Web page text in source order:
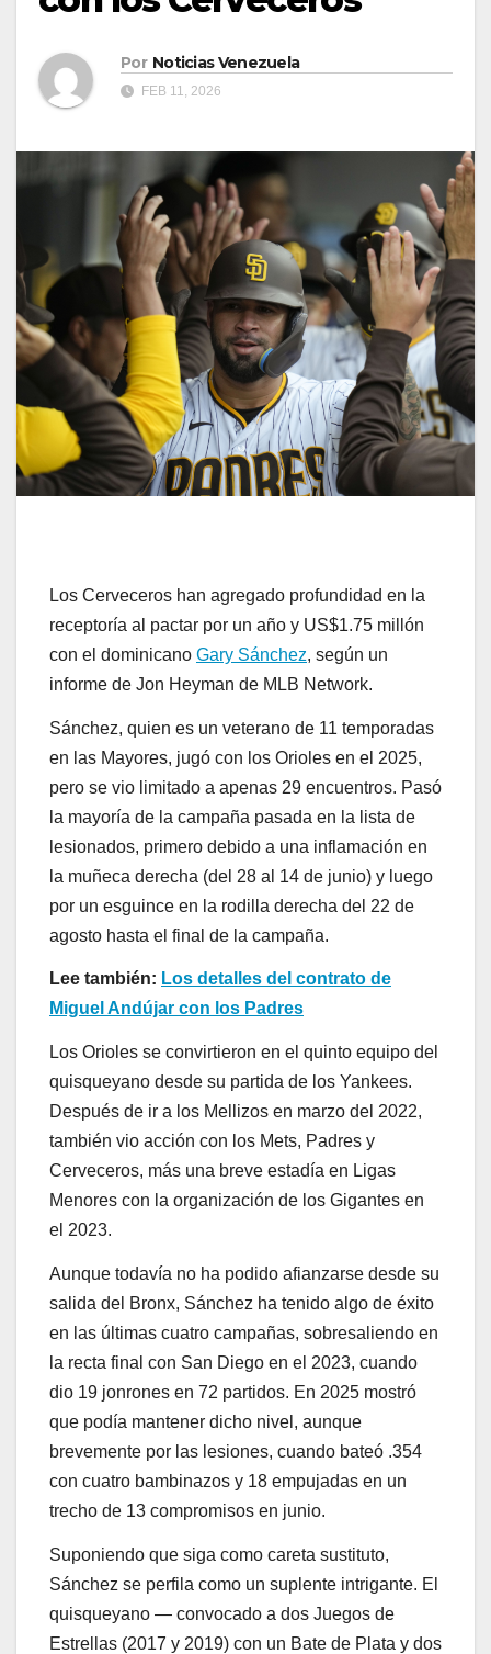
Por Noticias Venezuela
FEB 11, 2026
Los Cerveceros han agregado profundidad en la
receptoría al pactar por un año y US$1.75 millón
con el dominicano Gary Sánchez, según un
informe de Jon Heyman de MLB Network.
Sánchez, quien es un veterano de 11 temporadas
en las Mayores, jugó con los Orioles en el 2025,
pero se vio limitado a apenas 29 encuentros. Pasó
la mayoría de la campaña pasada en la lista de
lesionados, primero debido a una inflamación en
la muñeca derecha (del 28 al 14 de junio) y luego
por un esguince en la rodilla derecha del 22 de
agosto hasta el final de la campaña.
Lee también: Los detalles del contrato de
Miguel Andújar con los Padres
Los Orioles se convirtieron en el quinto equipo del
quisqueyano desde su partida de los Yankees.
Después de ir a los Mellizos en marzo del 2022,
también vio acción con los Mets, Padres y
Cerveceros, más una breve estadía en Ligas
Menores con la organización de los Gigantes en
el 2023.
Aunque todavía no ha podido afianzarse desde su
salida del Bronx, Sánchez ha tenido algo de éxito
en las últimas cuatro campañas, sobresaliendo en
la recta final con San Diego en el 2023, cuando
dio 19 jonrones en 72 partidos. En 2025 mostró
que podía mantener dicho nivel, aunque
brevemente por las lesiones, cuando bateó .354
con cuatro bambinazos y 18 empujadas en un
trecho de 13 compromisos en junio.
Suponiendo que siga como careta sustituto,
Sánchez se perfila como un suplente intrigante. El
quisqueyano — convocado a dos Juegos de
Estrellas (2017 y 2019) con un Bate de Plata y dos